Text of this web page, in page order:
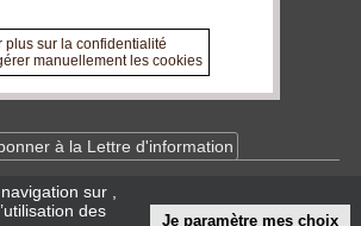
à la Lettre d'information
sur
des
Je paramètre mes choix
plus sur la confidentialité
manuellement les cookies